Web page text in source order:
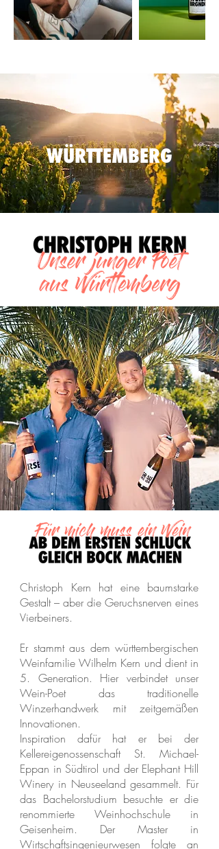
WÜRTTEMBERG
Christoph Kern hat eine baumstarke
Gestalt – aber die Geruchsnerven eines
Vierbeiners.
Er stammt aus dem württembergischen
Weinfamilie Wilhelm Kern und dient in
5. Generation. Hier verbindet unser
Wein-Poet das traditionelle
Winzerhandwerk mit zeitgemäßen
Innovationen.
Inspiration dafür hat er bei der
Kellereigenossenschaft St. Michael-
Eppan in Südtirol und der Elephant Hill
Winery in Neuseeland gesammelt. Für
das Bachelorstudium besuchte er die
renommierte Weinhochschule in
Geisenheim. Der Master in
Wirtschaftsingenieurwesen folgte an